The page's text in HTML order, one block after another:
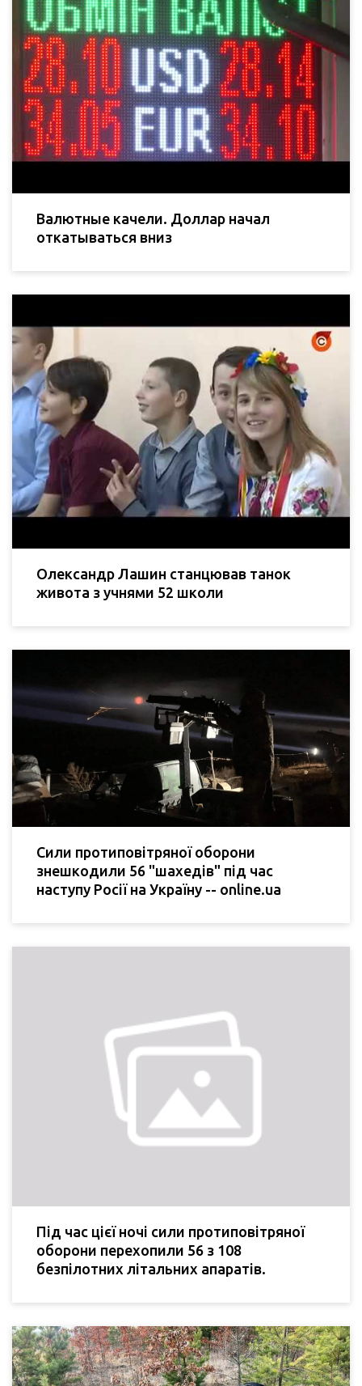
Валютные качели. Доллар начал
откатываться вниз
Олександр Лашин станцював танок
живота з учнями 52 школи
Сили протиповітряної оборони
знешкодили 56 "шахедів" під час
наступу Росії на Україну -- online.ua
Під час цієї ночі сили протиповітряної
оборони перехопили 56 з 108
безпілотних літальних апаратів.